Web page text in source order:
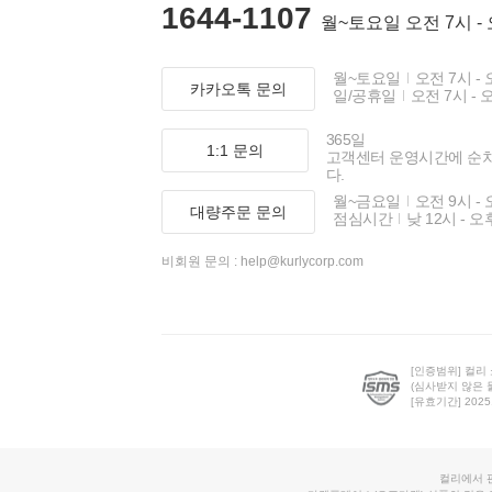
1644-1107 월~토요일 오전 7시 -
카카오톡 문의
월~토요일
오전 7시 -
일/공휴일
오전 7시 -
1:1 문의
365일
고객센터 운영시간에 순
다.
대량주문 문의
월~금요일
오전 9시 -
점심시간
낮 12시 - 오
비회원 문의 : help@kurlycorp.com
[인증범위] 컬리
(심사받지 않은
[유효기간]
컬리에서